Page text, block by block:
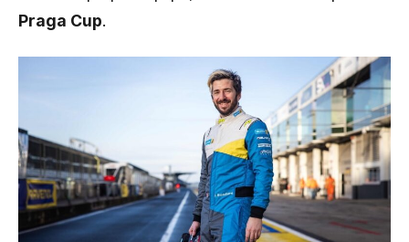
Praga Cup.